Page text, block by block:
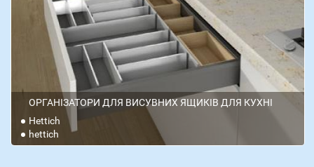
ОРГАНІЗАТОРИ ДЛЯ ВИСУВНИХ ЯЩИКІВ ДЛЯ КУХНІ
Hettich
hettich